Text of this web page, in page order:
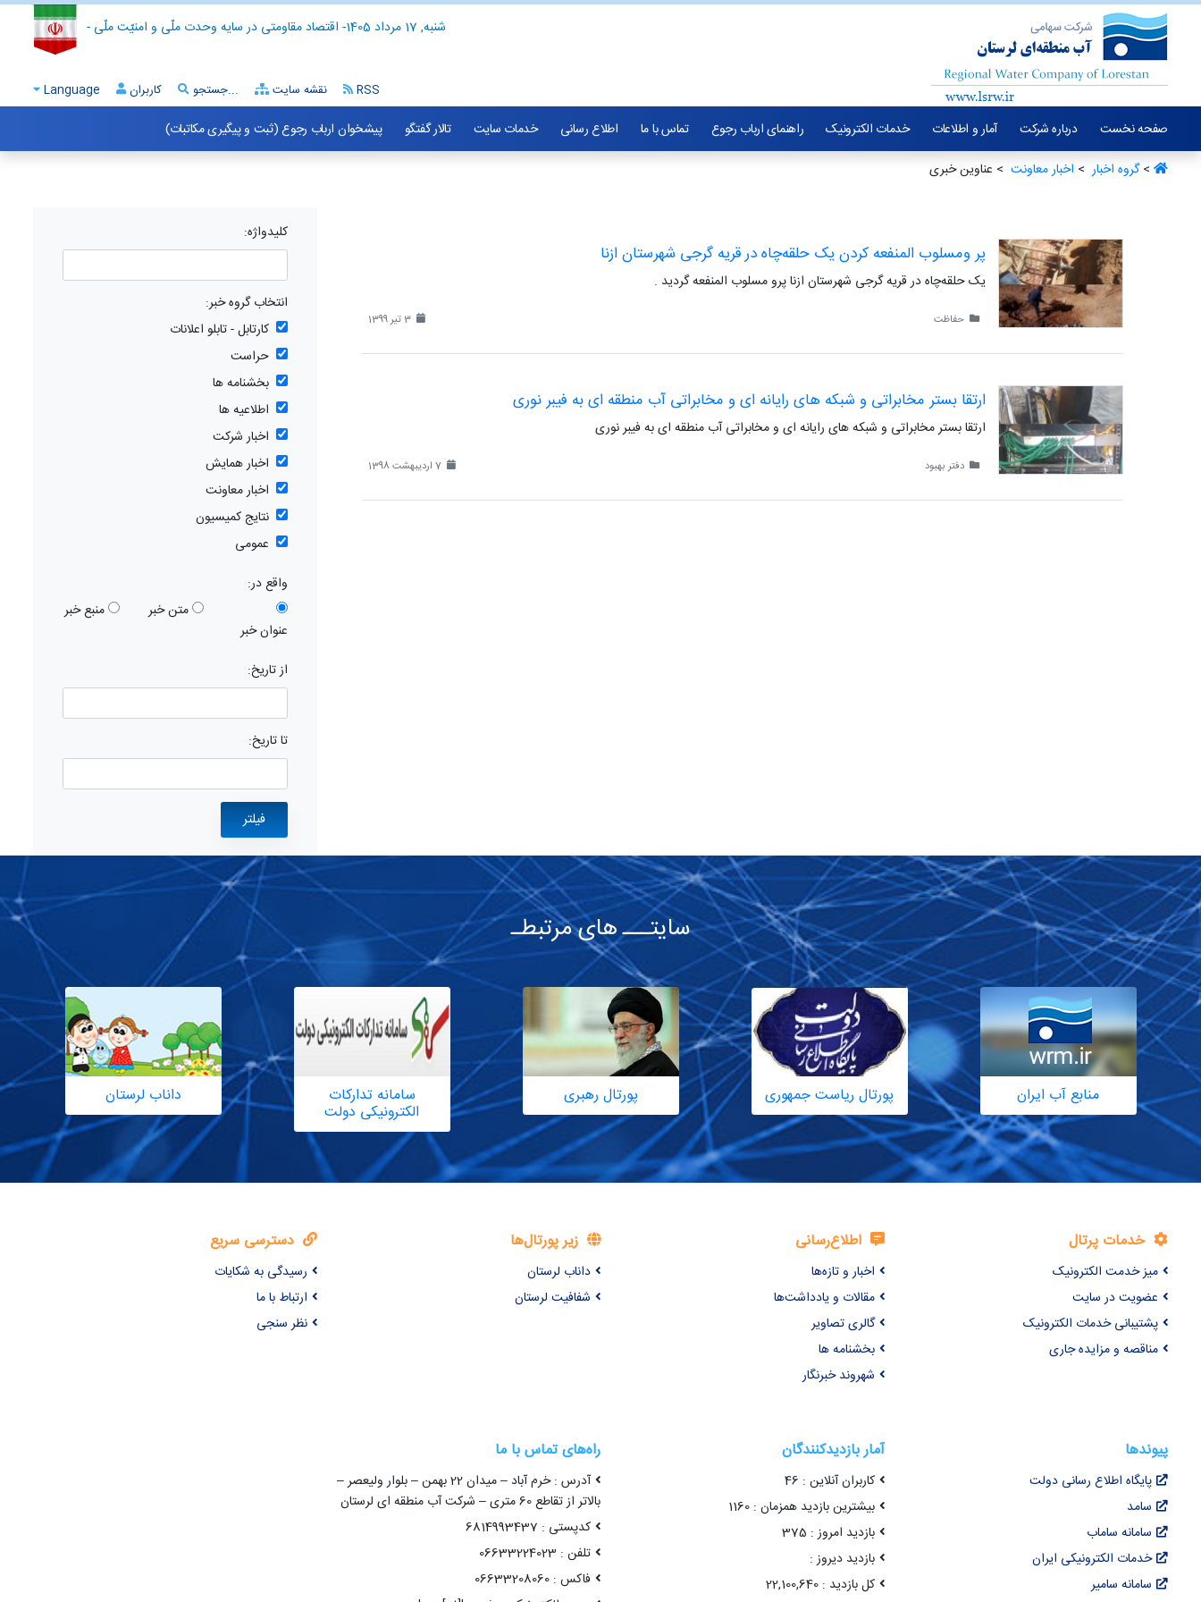
- اقتصاد مقاومتی در سایه وحدت ملّی و امنیّت ملّی - شنبه, 17 مرداد 1405
Language کاربران جستجو... نقشه سایت RSS
صفحه نخست درباره شرکت آمار و اطلاعات خدمات الکترونیک راهنمای ارباب رجوع تماس با ما اطلاع رسانی خدمات سایت تالار گفتگو
پیشخوان ارباب رجوع (ثبت و پیگیری مکاتبات)
>گروه اخبار ‏ > اخبار معاونت ‏ > عناوین خبری
پر و‌مسلوب المنفعه کردن یک حلقه‌چاه در قریه گرجی شهرستان ازنا
یک حلقه‌چاه در قریه گرجی شهرستان ازنا پرو مسلوب المنفعه گردید .
حفاظت 3 تیر 1399
ارتقا بستر مخابراتی و شبکه های رایانه ای و مخابراتی آب منطقه ای به فیبر نوری
ارتقا بستر مخابراتی و شبکه های رایانه ای و مخابراتی آب منطقه ای به فیبر نوری
دفتر بهبود
کلیدواژه:
انتخاب گروه خبر:
کارتابل - تابلو اعلانات
حراست
بخشنامه ها
اطلاعیه ها
اخبار شرکت
اخبار همایش
اخبار معاونت
نتایج کمیسیون
عمومی
واقع در:
عنوان خبر
متن خبر منبع خبر
از تاریخ:
تا تاریخ:
سایتـــ های مرتبطـ
منابع آب ایران پورتال ریاست جمهوری پورتال رهبری سامانه تدارکات
الکترونیکی دولت
داناب لرستان
خدمات پرتال
میز خدمت الکترونیک
عضویت در سایت
پشتیبانی خدمات الکترونیک
مناقصه و مزایده جاری
اطلاع‌رسانی
اخبار و تازه‌ها
مقالات و یادداشت‌ها
گالری تصاویر
بخشنامه ها
شهروند خبرنگار
زیر پورتال‌ها
داناب لرستان
شفافیت لرستان
دسترسی سریع
رسیدگی به شکایات
ارتباط با ما
نظر سنجی
پیوندها
پایگاه اطلاع رسانی دولت
سامد
سامانه ساماب
خدمات الکترونیکی ایران
سامانه سامیر
آمار بازدیدکنندگان
کاربران آنلاین : 46
بیشترین بازدید همزمان : 1160
بازدید امروز : 375
بازدید دیروز :
کل بازدید : 22,100,640
راه‌های تماس با ما
آدرس : خرم آباد – میدان 22 بهمن – بلوار ولیعصر –
بالاتر از تقاطع 60 متری – شرکت آب منطقه ای لرستان
کدپستی : 6814993437
تلفن : 06633224023
فاکس : 06633208060